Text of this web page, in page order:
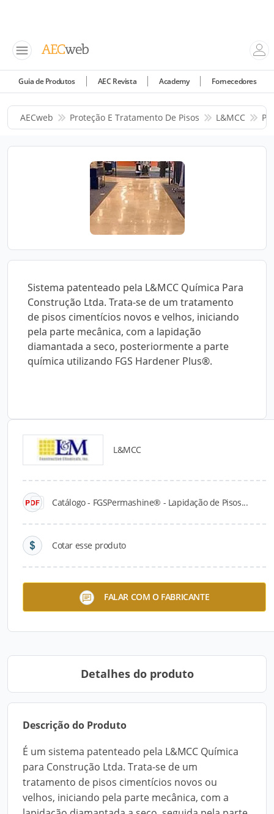
Guia de Produtos AEC Revista Academy Fornecedores
AECweb Proteção E Tratamento De Pisos L&MCC
Sistema patenteado pela L&MCC Química Para
Construção Ltda. Trata-se de um tratamento
de pisos cimentícios novos e velhos, iniciando
pela parte mecânica, com a lapidação
diamantada a seco, posteriormente a parte
química utilizando FGS Hardener Plus®.
L&MCC
Catálogo - FGSPermashine® - Lapidação de Pisos...
Cotar esse produto
FALAR COM O FABRICANTE
Catálogos para Download
FGSPermashine® -
Lapidação de Pisos
Cimentícios
Detalhes do produto
Descrição do Produto
É um sistema patenteado pela L&MCC Química
para Construção Ltda. Trata-se de um
tratamento de pisos cimentícios novos ou
velhos, iniciando pela parte mecânica, com a